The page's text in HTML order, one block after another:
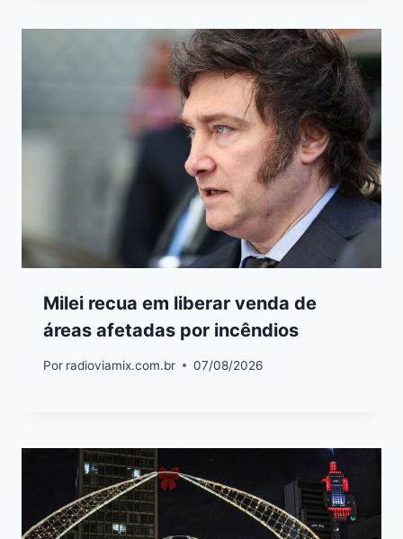
Milei recua em liberar venda de
áreas afetadas por incêndios
Por radioviamix.com.br 07/08/2026